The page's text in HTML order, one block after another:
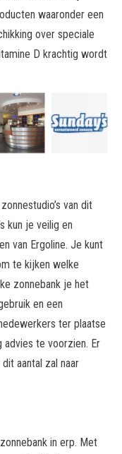
waaronder een
over speciale
D krachtig wordt
van dit
kun je veilig en
van Ergoline. Je kunt
te kijken welke
zonnebank je het
en een
ter plaatse
advies te voorzien. Er
dit aantal zal naar
in erp. Met